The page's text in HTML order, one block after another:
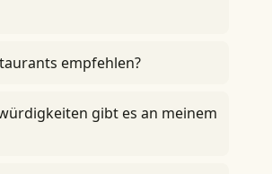
empfehlen?
gibt es an meinem